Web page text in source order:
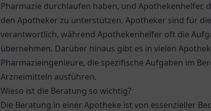
Pharmazie durchlaufen haben, und Apothekenhelfer,
den Apotheker zu unterstützen. Apotheker sind für
verantwortlich, während Apothekenhelfer oft die
übernehmen. Darüber hinaus gibt es in vielen
Pharmazieingenieure, die spezifische Aufgaben im
Arzneimitteln ausführen.
Wieso ist die Beratung so wichtig?
Die Beratung in einer Apotheke ist von essenzieller